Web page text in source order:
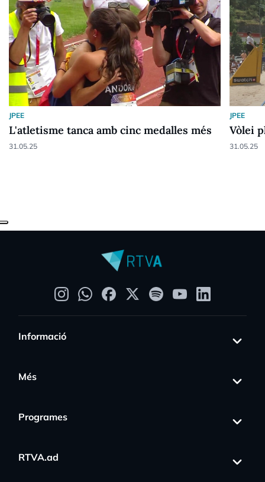
JPEE
L'atletisme tanca amb cinc medalles més
31.05.25
JPEE
Vòlei
31.05.25
Informació
Més
Programes
RTVA.ad